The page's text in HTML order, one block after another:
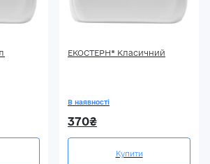
ЕКОСТЕРН® Класичний
В наявності
370₴
Купити